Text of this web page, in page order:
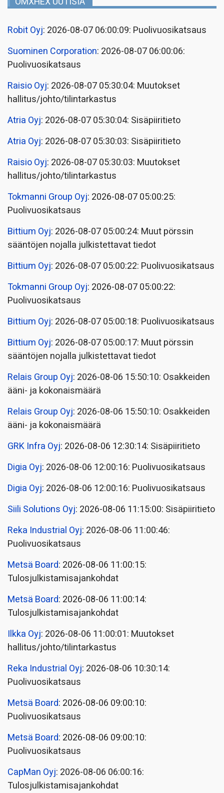
Robit Oyj: 2026-08-07 06:00:09: Puolivuosikatsaus
Suominen Corporation: 2026-08-07 06:00:06:
Puolivuosikatsaus
Raisio Oyj: 2026-08-07 05:30:04: Muutokset
hallitus/johto/tilintarkastus
Atria Oyj: 2026-08-07 05:30:04: Sisäpiiritieto
Atria Oyj: 2026-08-07 05:30:03: Sisäpiiritieto
Raisio Oyj: 2026-08-07 05:30:03: Muutokset
hallitus/johto/tilintarkastus
Tokmanni Group Oyj: 2026-08-07 05:00:25:
Puolivuosikatsaus
Bittium Oyj: 2026-08-07 05:00:24: Muut pörssin
sääntöjen nojalla julkistettavat tiedot
Bittium Oyj: 2026-08-07 05:00:22: Puolivuosikatsaus
Tokmanni Group Oyj: 2026-08-07 05:00:22:
Puolivuosikatsaus
Bittium Oyj: 2026-08-07 05:00:18: Puolivuosikatsaus
Bittium Oyj: 2026-08-07 05:00:17: Muut pörssin
sääntöjen nojalla julkistettavat tiedot
Relais Group Oyj: 2026-08-06 15:50:10: Osakkeiden
ääni- ja kokonaismäärä
Relais Group Oyj: 2026-08-06 15:50:10: Osakkeiden
ääni- ja kokonaismäärä
GRK Infra Oyj: 2026-08-06 12:30:14: Sisäpiiritieto
Digia Oyj: 2026-08-06 12:00:16: Puolivuosikatsaus
Digia Oyj: 2026-08-06 12:00:16: Puolivuosikatsaus
Siili Solutions Oyj: 2026-08-06 11:15:00: Sisäpiiritieto
Reka Industrial Oyj: 2026-08-06 11:00:46:
Puolivuosikatsaus
Metsä Board: 2026-08-06 11:00:15:
Tulosjulkistamisajankohdat
Metsä Board: 2026-08-06 11:00:14:
Tulosjulkistamisajankohdat
Ilkka Oyj: 2026-08-06 11:00:01: Muutokset
hallitus/johto/tilintarkastus
Reka Industrial Oyj: 2026-08-06 10:30:14:
Puolivuosikatsaus
Metsä Board: 2026-08-06 09:00:10:
Puolivuosikatsaus
Metsä Board: 2026-08-06 09:00:10:
Puolivuosikatsaus
CapMan Oyj: 2026-08-06 06:00:16:
Tulosjulkistamisajankohdat